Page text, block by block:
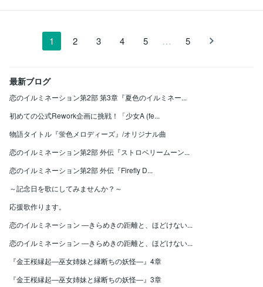
1 2 3 4 5 … 5
最新ブログ
恋のイルミネーション第2部 第3章『夏色のイルミネー...
初めての公式Rework企画に挑戦！「少女A (fe...
物語タイトル『蛍色メロディーズ』/オリジナル曲
恋のイルミネーション第2部 外伝『ストロベリームーン...
恋のイルミネーション第2部 外伝『Firefly D...
～記念日を歌にしてみませんか？～
応援歌作ります。
恋のイルミネーション ―きらめきの距離と、ほどけない...
恋のイルミネーション ―きらめきの距離と、ほどけない...
『金王桜縁起―巫女姉妹と縁断ちの妖怪―』4章
『金王桜縁起―巫女姉妹と縁断ちの妖怪―』3章